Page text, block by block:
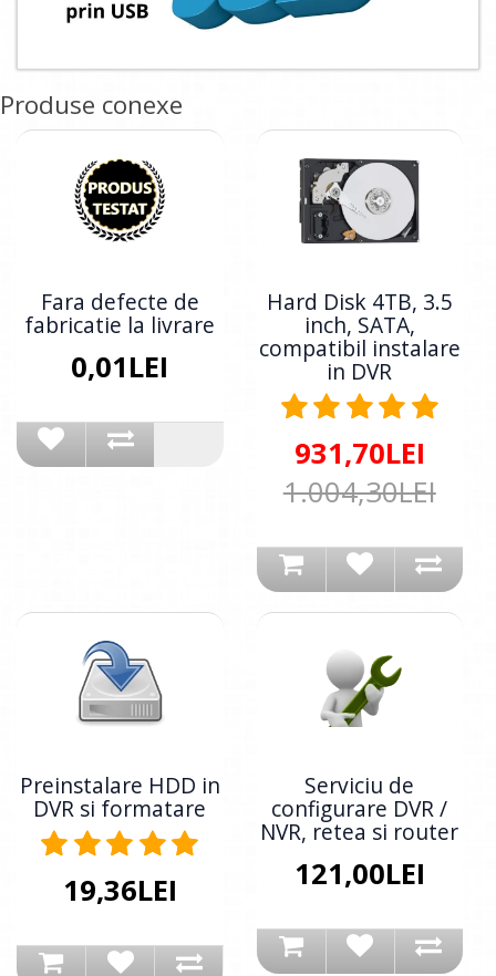
Produse conexe
Fara defecte de
fabricatie la livrare
0,01LEI
Hard Disk 4TB, 3.5
inch, SATA,
compatibil instalare
in DVR
931,70LEI
1.004,30LEI
Preinstalare HDD in
DVR si formatare
19,36LEI
Serviciu de
configurare DVR /
NVR, retea si router
121,00LEI